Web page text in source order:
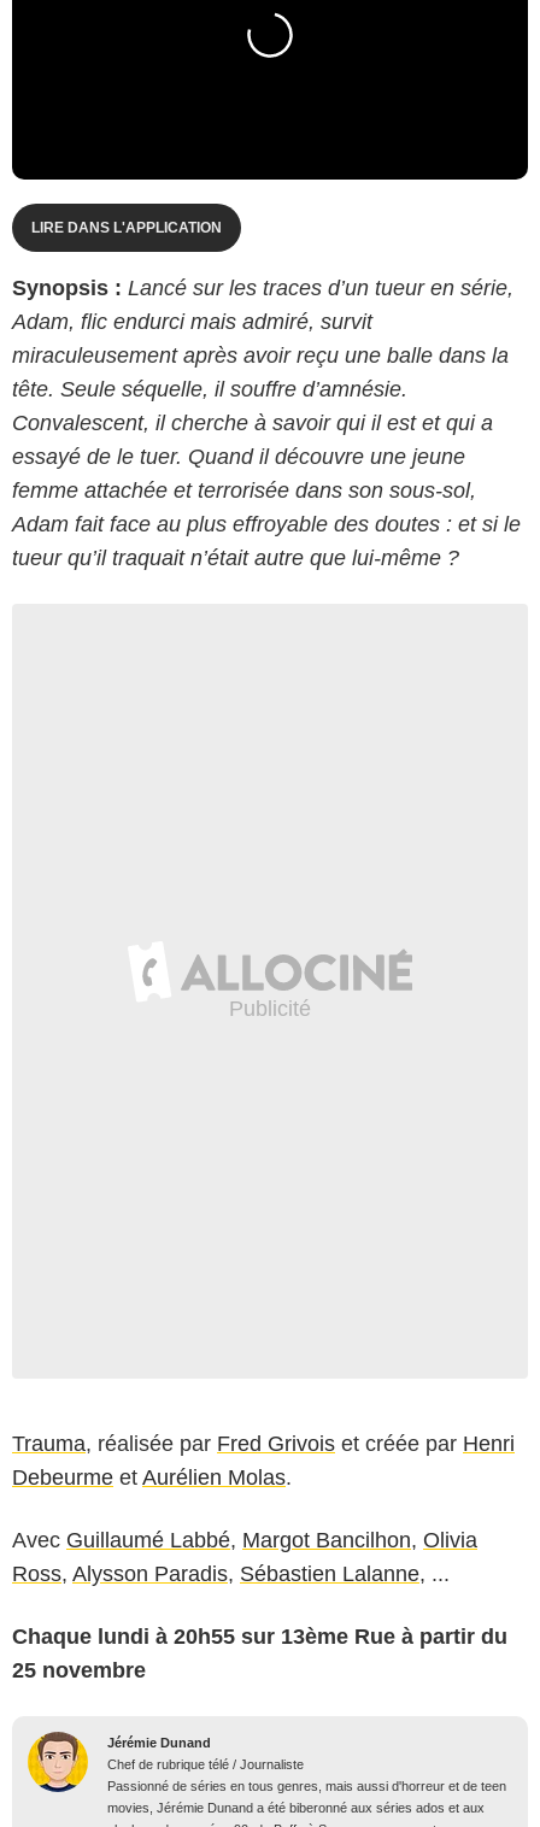
LIRE DANS L'APPLICATION
Synopsis : Lancé sur les traces d’un tueur en série,
Adam, flic endurci mais admiré, survit
miraculeusement après avoir reçu une balle dans la
tête. Seule séquelle, il souffre d’amnésie.
Convalescent, il cherche à savoir qui il est et qui a
essayé de le tuer. Quand il découvre une jeune
femme attachée et terrorisée dans son sous-sol,
Adam fait face au plus effroyable des doutes : et si le
tueur qu’il traquait n’était autre que lui-même ?
Trauma, réalisée par Fred Grivois et créée par Henri
Debeurme et Aurélien Molas.
Avec Guillaumé Labbé, Margot Bancilhon, Olivia
Ross, Alysson Paradis, Sébastien Lalanne, ...
Chaque lundi à 20h55 sur 13ème Rue à partir du
25 novembre
Jérémie Dunand
Chef de rubrique télé / Journaliste
Passionné de séries en tous genres, mais aussi d'horreur et de teen
movies, Jérémie Dunand a été biberonné aux séries ados et aux